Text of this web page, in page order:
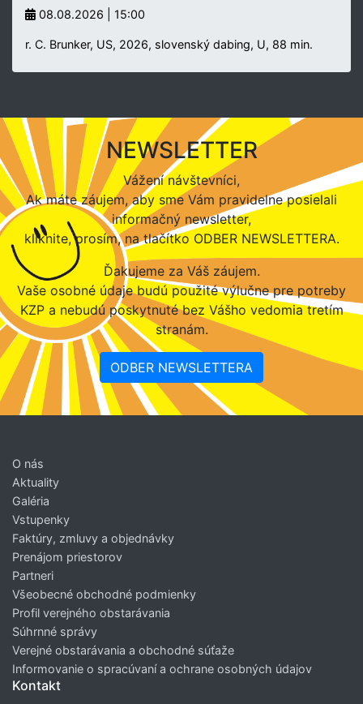
08.08.2026 | 15:00
r. C. Brunker, US, 2026, slovenský dabing, U, 88 min.
NEWSLETTER
Vážení návštevníci,
Ak máte záujem, aby sme Vám pravidelne posielali
informačný newsletter,
kliknite, prosím, na tlačítko ODBER NEWSLETTERA.
Ďakujeme za Váš záujem.
Vaše osobné údaje budú použité výlučne pre potreby
KZP a nebudú poskytnuté bez Vášho vedomia tretím
stranám.
ODBER NEWSLETTERA
O nás
Aktuality
Galéria
Vstupenky
Faktúry, zmluvy a objednávky
Prenájom priestorov
Partneri
Všeobecné obchodné podmienky
Profil verejného obstarávania
Súhrnné správy
Verejné obstarávania a obchodné súťaže
Informovanie o spracúvaní a ochrane osobných údajov
Kontakt